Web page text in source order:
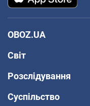
OBOZ.UA
Світ
Розслідування
Суспільство